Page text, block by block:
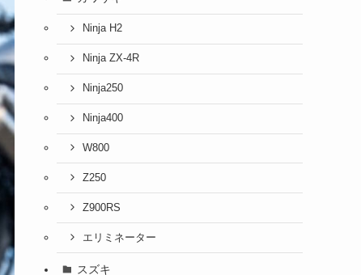
Ninja H2
Ninja ZX-4R
Ninja250
Ninja400
W800
Z250
Z900RS
エリミネーター
スズキ